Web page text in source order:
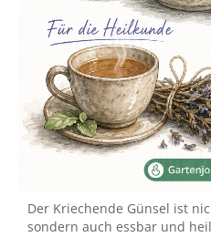
Der Kriechende Günsel ist
sondern auch essbar und